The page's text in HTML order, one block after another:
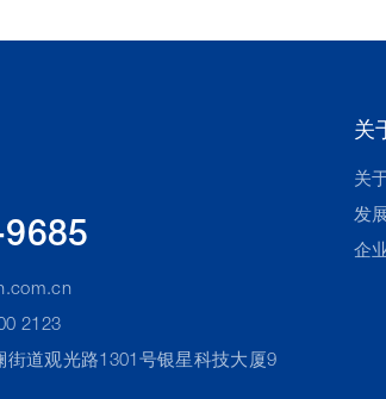
2123
街道观光路1301号银星科技大厦9
关
关
发
企